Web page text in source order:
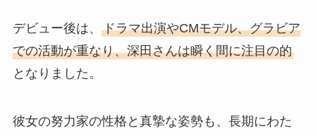
デビュー後は、 ドラマ出演やCMモデル、グラビア
での活動が重なり、深田さんは瞬く間に注目の的
となりました。
彼女の努力家の性格と真摯な姿勢も、長期にわた